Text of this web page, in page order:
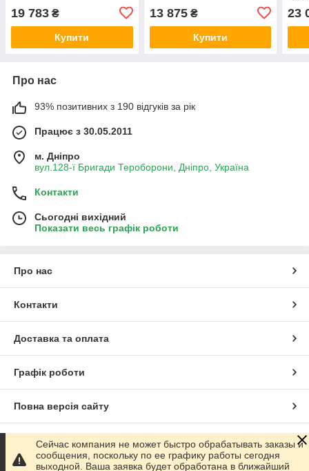
19 783 ₴
Купити
13 875₴
Купити
23
Про нас
93% позитивних з 190 відгуків за рік
Працює з 30.05.2011
м. Дніпро
вул.128-ї Бригади Тероборони, Дніпро, Україна
Контакти
Сьогодні вихідний
Показати весь графік роботи
Про нас
Контакти
Доставка та оплата
Графік роботи
Повна версія сайту
Сайт створено на маркетплейсі Prom.ua
Сейчас компания не может быстро обрабатывать заказы и
сообщения, поскольку по ее графику работы сегодня
выходной. Ваша заявка будет обработана в ближайший